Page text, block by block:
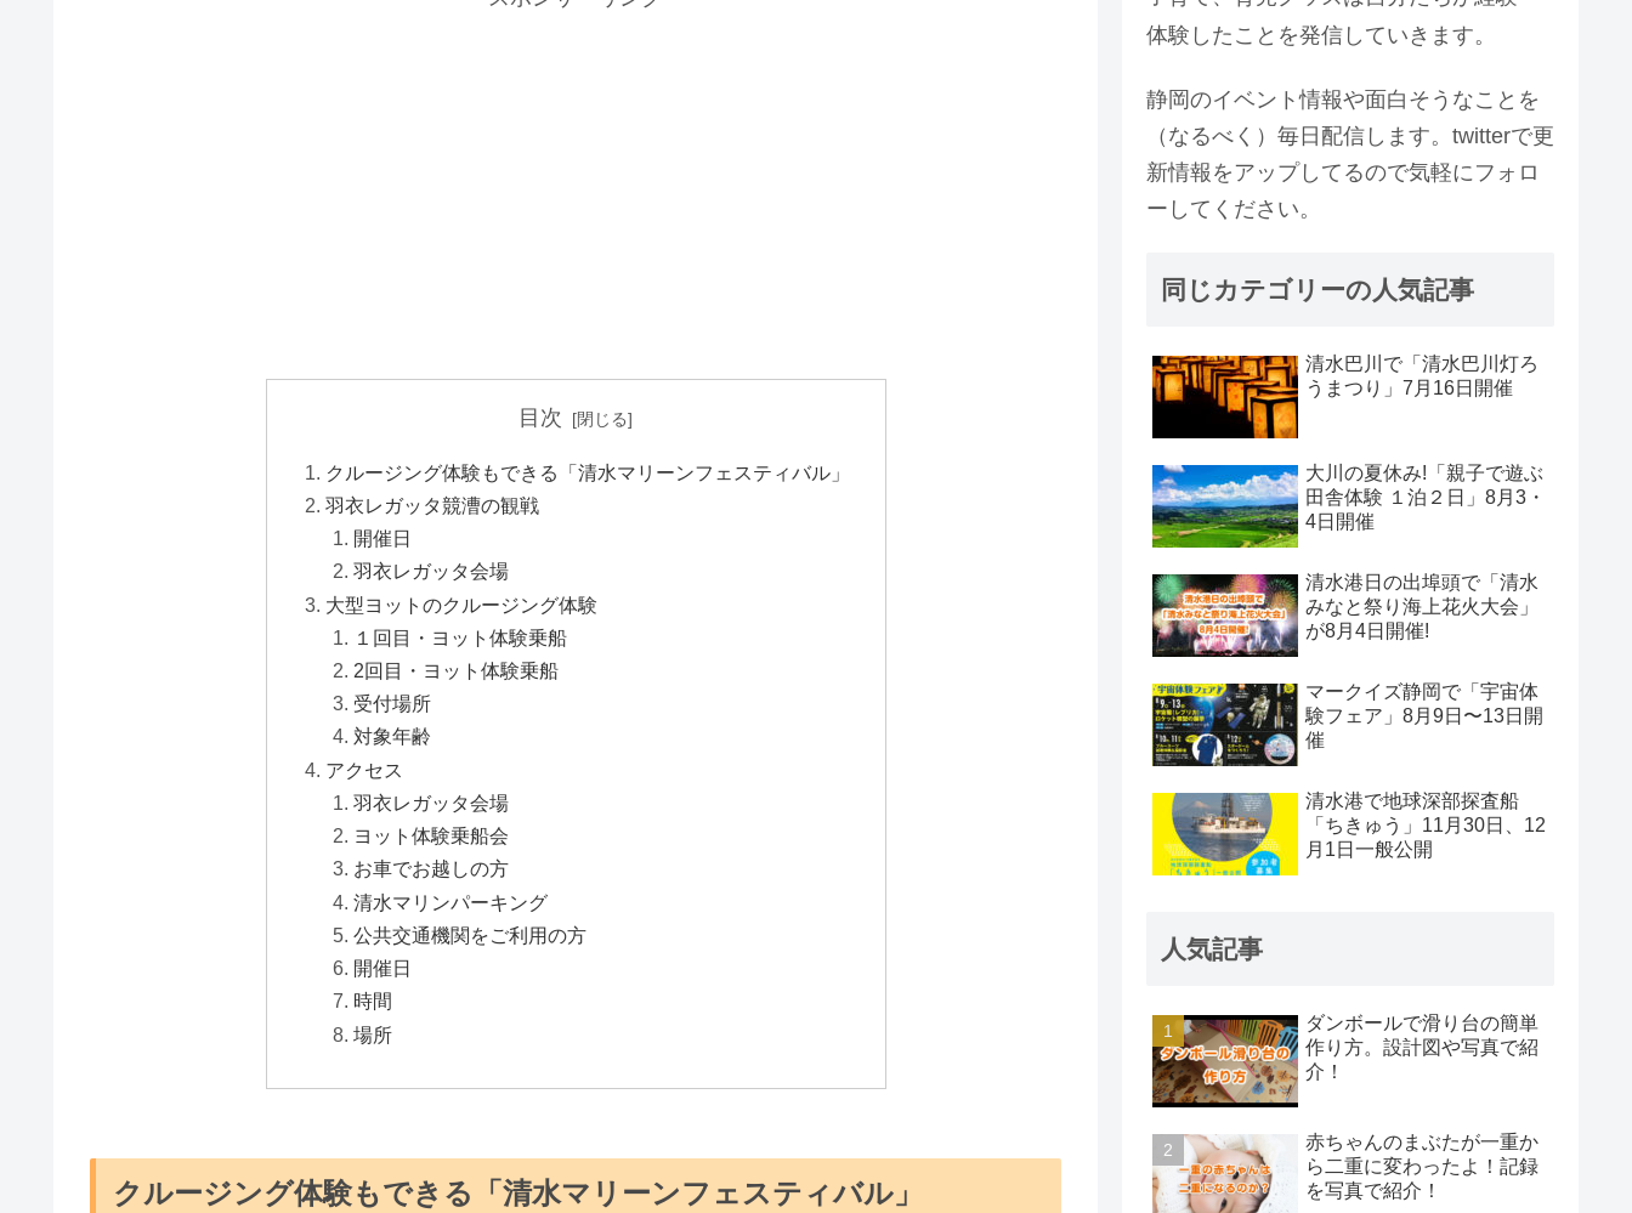
目次
クルージング体験もできる「清水マリーンフェスティバル」
羽衣レガッタ競漕の観戦
開催日
羽衣レガッタ会場
大型ヨットのクルージング体験
１回目・ヨット体験乗船
2回目・ヨット体験乗船
受付場所
対象年齢
アクセス
羽衣レガッタ会場
ヨット体験乗船会
お車でお越しの方
清水マリンパーキング
公共交通機関をご利用の方
開催日
時間
場所
クルージング体験もできる「清水マリーンフェスティバル」
体験したことを発信していきます。
静岡のイベント情報や面白そうなことを
（なるべく）毎日配信します。twitterで更
新情報をアップしてるので気軽にフォロ
ーしてください。
同じカテゴリーの人気記事
清水巴川で「清水巴川灯ろ
うまつり」7月16日開催
大川の夏休み!「親子で遊ぶ
田舎体験 １泊２日」8月3・
4日開催
清水港日の出埠頭で「清水
みなと祭り海上花火大会」
が8月4日開催!
マークイズ静岡で「宇宙体
験フェア」8月9日〜13日開
催
清水港で地球深部探査船
「ちきゅう」11月30日、12
月1日一般公開
人気記事
ダンボールで滑り台の簡単
作り方。設計図や写真で紹
介！
赤ちゃんのまぶたが一重か
ら二重に変わったよ！記録
を写真で紹介！